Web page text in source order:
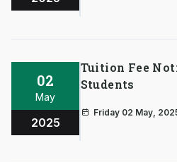
02
May
2025
Tuition Fee
Students
Friday 02 May,